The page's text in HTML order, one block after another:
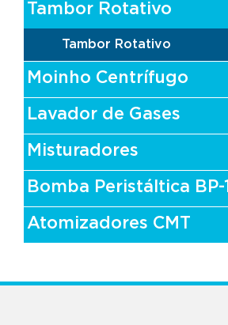
Tambor Rotativo
Tambor Rotativo
Moinho Centrífugo
Lavador de Gases
Misturadores
Bomba Peristáltica BP-1
Atomizadores CMT